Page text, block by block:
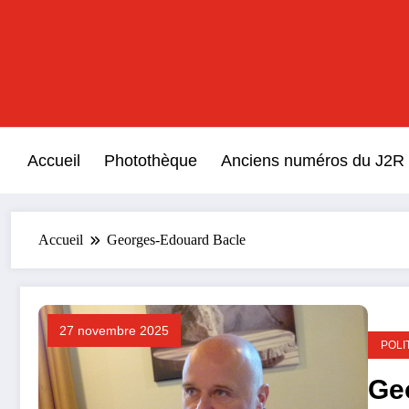
Accueil Photothèque Anciens numéros du J2R
Accueil Georges-Edouard Bacle
27 novembre 2025